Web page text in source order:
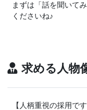
まずは「話を聞いて
くださいね♪
求める人物
【人柄重視の採用です